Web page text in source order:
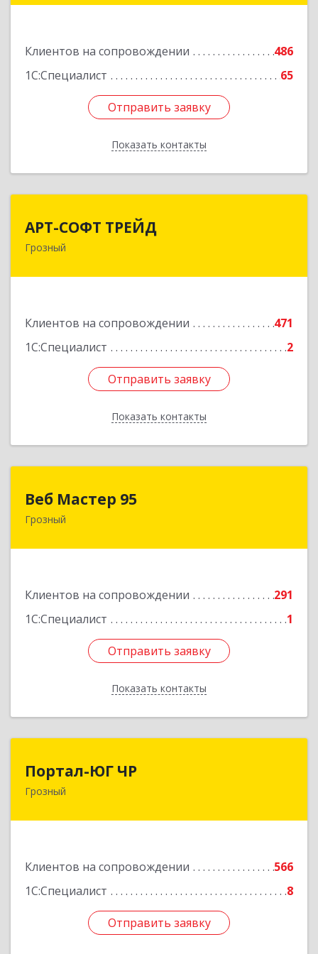
Клиентов на сопровождении
486
1С:Специалист
65
Отправить заявку
Показать контакты
Отправить заявку
Назад
АРТ-СОФТ ТРЕЙД
Грозный
Клиентов на сопровождении
471
1С:Специалист
2
Отправить заявку
Показать контакты
364013, Чеченская Респ, Грозный г, Полярников
Отправить заявку
Назад
Веб Мастер 95
Грозный
Клиентов на сопровождении
291
1С:Специалист
1
Отправить заявку
Показать контакты
Подробнее
Отправить заявку
Назад
Портал-ЮГ ЧР
Грозный
Клиентов на сопровождении
566
1С:Специалист
8
Отправить заявку
364906, Чеченская Респ, Грозный г, Путина пр-
Отправить заявку